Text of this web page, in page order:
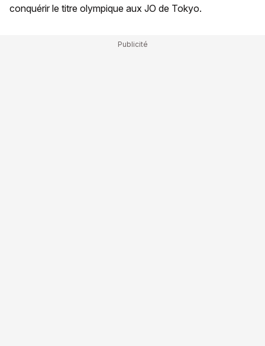
conquérir le titre olympique aux JO de Tokyo.